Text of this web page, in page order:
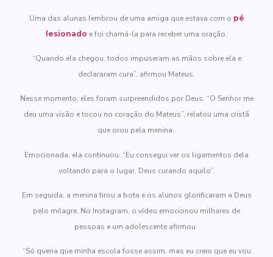
Uma das alunas lembrou de uma amiga que estava com o pé
lesionado e foi chamá-la para receber uma oração.
“Quando ela chegou, todos impuseram as mãos sobre ela e
declararam cura”, afirmou Mateus.
Nesse momento, eles foram surpreendidos por Deus: “O Senhor me
deu uma visão e tocou no coração do Mateus”, relatou uma cristã
que orou pela menina.
Emocionada, ela continuou: “Eu consegui ver os ligamentos dela
voltando para o lugar, Deus curando aquilo”.
Em seguida, a menina tirou a bota e os alunos glorificaram a Deus
pelo milagre. No Instagram, o vídeo emocionou milhares de
pessoas e um adolescente afirmou:
“Só queria que minha escola fosse assim, mas eu creio que eu vou